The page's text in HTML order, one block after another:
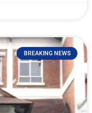
BREAKING NEWS